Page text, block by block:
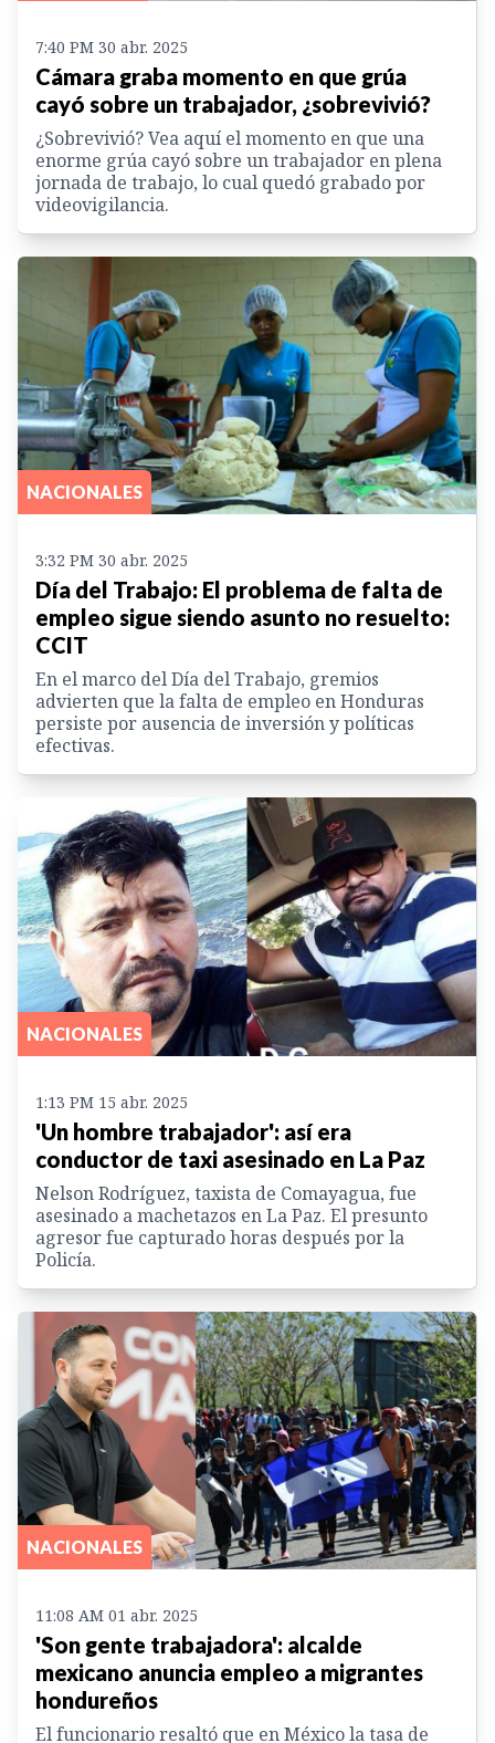
7:40 PM 30 abr. 2025
Cámara graba momento en que grúa
cayó sobre un trabajador, ¿sobrevivió?
¿Sobrevivió? Vea aquí el momento en que una
enorme grúa cayó sobre un trabajador en plena
jornada de trabajo, lo cual quedó grabado por
videovigilancia.
NACIONALES
3:32 PM 30 abr. 2025
Día del Trabajo: El problema de falta de
empleo sigue siendo asunto no resuelto:
CCIT
En el marco del Día del Trabajo, gremios
advierten que la falta de empleo en Honduras
persiste por ausencia de inversión y políticas
efectivas.
NACIONALES
1:13 PM 15 abr. 2025
'Un hombre trabajador': así era
conductor de taxi asesinado en La Paz
Nelson Rodríguez, taxista de Comayagua, fue
asesinado a machetazos en La Paz. El presunto
agresor fue capturado horas después por la
Policía.
NACIONALES
11:08 AM 01 abr. 2025
'Son gente trabajadora': alcalde
mexicano anuncia empleo a migrantes
hondureños
El funcionario resaltó que en México la tasa de